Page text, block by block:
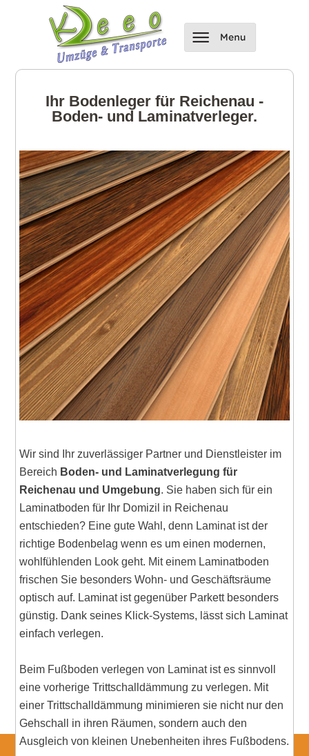
Ihr Bodenleger für Reichenau -
Boden- und Laminatverleger.
Wir sind Ihr zuverlässiger Partner und Dienstleister im
Bereich Boden- und Laminatverlegung für
Reichenau und Umgebung. Sie haben sich für ein
Laminatboden für Ihr Domizil in Reichenau
entschieden? Eine gute Wahl, denn Laminat ist der
richtige Bodenbelag wenn es um einen modernen,
wohlfühlenden Look geht. Mit einem Laminatboden
frischen Sie besonders Wohn- und Geschäftsräume
optisch auf. Laminat ist gegenüber Parkett besonders
günstig. Dank seines Klick-Systems, lässt sich Laminat
einfach verlegen.
Beim Fußboden verlegen von Laminat ist es sinnvoll
eine vorherige Trittschalldämmung zu verlegen. Mit
einer Trittschalldämmung minimieren sie nicht nur den
Gehschall in ihren Räumen, sondern auch den
Ausgleich von kleinen Unebenheiten ihres Fußbodens.